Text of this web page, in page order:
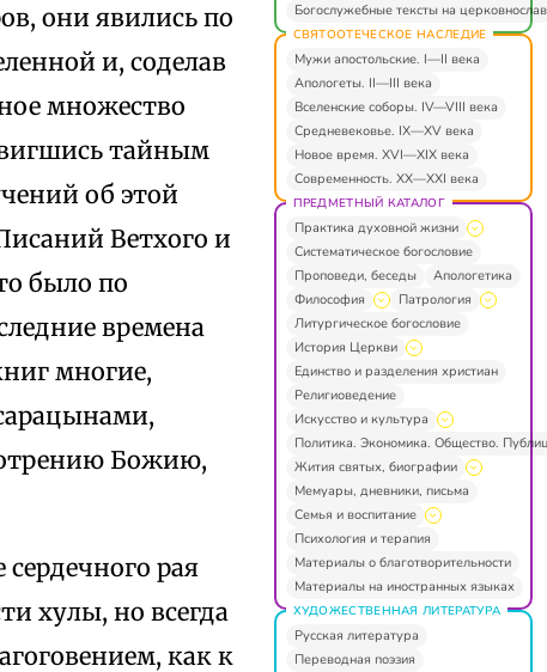
они явились по
и, соделав
множество
тайным
об этой
Ветхого и
было по
времена
многие,
Божию,
рая
хулы, но всегда
как к
Богослужебные тексты на
СВЯТООТЕЧЕСКОЕ НАСЛЕДИЕ
Мужи апостольские. I—II века
Апологеты. II—III века
Вселенские соборы. IV—VIII века
Средневековье. IX—XV века
Новое время. XVI—XIX века
Современность. XX—XXI века
ПРЕДМЕТНЫЙ КАТАЛОГ
Практика духовной жизни
Систематическое богословие
Проповеди, беседы
Апологетика
Философия
Патрология
Литургическое богословие
История Церкви
Единство и разделения христиан
Религиоведение
Искусство и культура
Политика. Экономика. Общество.
Жития святых, биографии
Мемуары, дневники, письма
Семья и воспитание
Психология и терапия
Материалы о благотворительности
Материалы на иностранных языках
ХУДОЖЕСТВЕННАЯ ЛИТЕРАТУРА
Русская литература
Переводная поэзия